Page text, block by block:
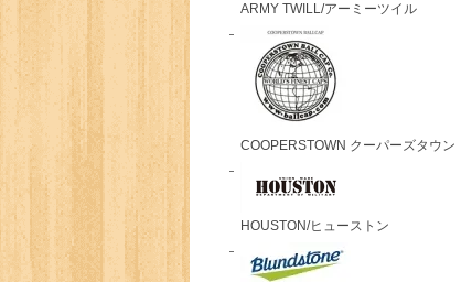
ARMY TWILL/アーミーツイル
COOPERSTOWN クーパーズタウン
HOUSTON/ヒューストン